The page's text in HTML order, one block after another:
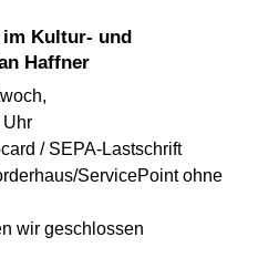
Haffner
Uhr
/ SEPA-Lastschrift
ServicePoint ohne
wir geschlossen